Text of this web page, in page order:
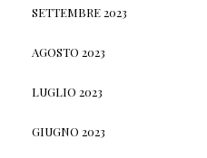
SETTEMBRE 2023
AGOSTO 2023
LUGLIO 2023
GIUGNO 2023